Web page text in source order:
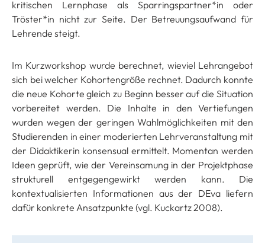
kritischen Lernphase als Sparringspartner*in oder
Tröster*in nicht zur Seite. Der Betreuungsaufwand für
Lehrende steigt.
Im Kurzworkshop wurde berechnet, wieviel Lehrangebot
sich bei welcher Kohortengröße rechnet. Dadurch konnte
die neue Kohorte gleich zu Beginn besser auf die Situation
vorbereitet werden. Die Inhalte in den Vertiefungen
wurden wegen der geringen Wahlmöglichkeiten mit den
Studierenden in einer moderierten Lehrveranstaltung mit
der Didaktikerin konsensual ermittelt. Momentan werden
Ideen geprüft, wie der Vereinsamung in der Projektphase
strukturell entgegengewirkt werden kann. Die
kontextualisierten Informationen aus der DEva liefern
dafür konkrete Ansatzpunkte (vgl. Kuckartz 2008).